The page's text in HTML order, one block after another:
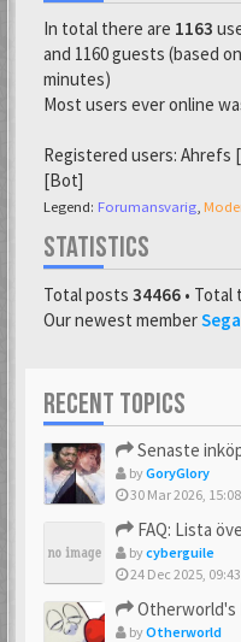
In total there are 1163
and 1160 guests (based
minutes)
Most users ever online
Registered users: Ahrefs
[Bot]
Legend: Forumansvarig
STATISTICS
Total posts 34466 • Total
Our newest member
RECENT TOPICS
Senaste
byGoryGlory
30 Mar 2026, 15:08
FAQ: Lista
bycyberguile
24 Dec 2025, 09:43
Otherworld's
byOtherworld